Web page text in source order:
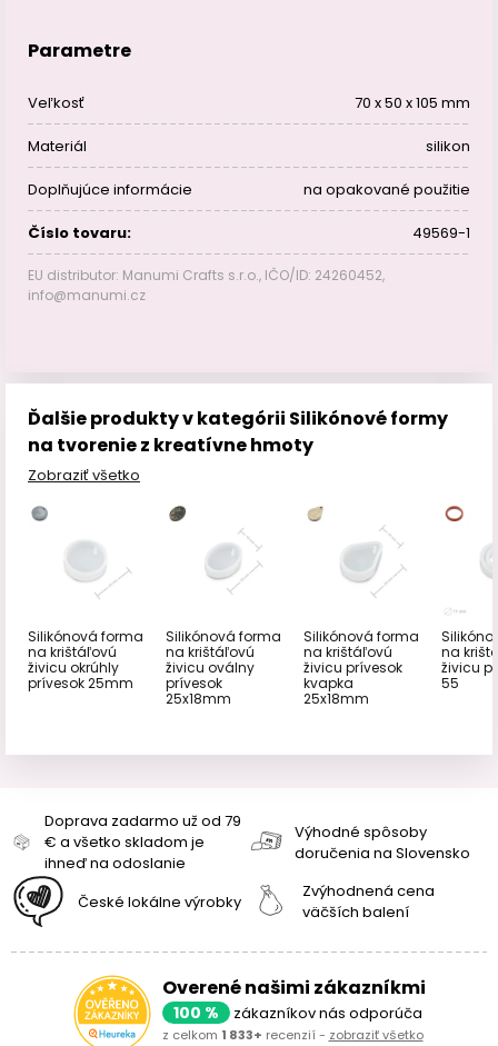
Parametre
Veľkosť 70 x 50 x 105 mm
Materiál silikon
Doplňujúce informácie na opakované použitie
Číslo tovaru: 49569-1
EU distributor: Manumi Crafts s.r.o., IČO/ID: 24260452,
info@manumi.cz
Ďalšie produkty v kategórii Silikónové formy
na tvorenie z kreatívne hmoty
Zobraziť všetko
Silikónová forma
na krištáľovú
živicu okrúhly
prívesok 25mm
Silikónová forma
na krištáľovú
živicu oválny
prívesok
25x18mm
Silikónová forma
na krištáľovú
živicu prívesok
kvapka
25x18mm
na
živicu
55
Doprava zadarmo už od 79
€ a všetko skladom je
ihneď na odoslanie
Výhodné spôsoby
doručenia na Slovensko
České lokálne výrobky
Zvýhodnená cena
väčších balení
Overené našimi zákazníkmi
100 % zákazníkov nás odporúča
z celkom 1 833+ recenzií - zobraziť všetko